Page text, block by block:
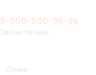
8-800-500-96-94
Звоните нам
Сумма